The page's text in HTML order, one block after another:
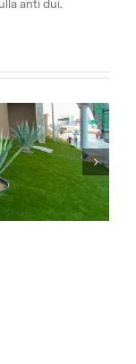
anti dui.
Fábrica de
canchas